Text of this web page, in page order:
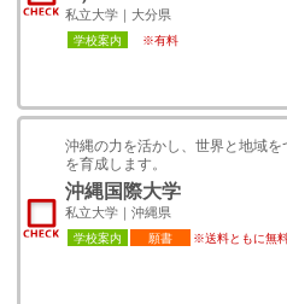
私立大学｜大分県
学校案内 ※有料
沖縄の力を活かし、世界と地域を
を育成します。
沖縄国際大学
私立大学｜沖縄県
学校案内 願書 ※送料ともに無